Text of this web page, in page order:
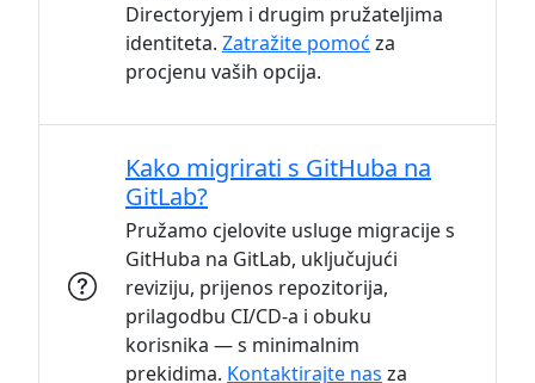
Directoryjem i drugim pružateljima
identiteta. Zatražite pomoć za
procjenu vaših opcija.
Kako migrirati s GitHuba na
GitLab?
Pružamo cjelovite usluge migracije s
GitHuba na GitLab, uključujući
reviziju, prijenos repozitorija,
prilagodbu CI/CD-a i obuku
korisnika — s minimalnim
prekidima. Kontaktirajte nas za